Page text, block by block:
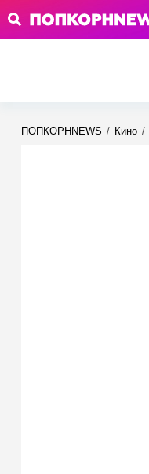
ПОПКОРНNEWS / Кино /